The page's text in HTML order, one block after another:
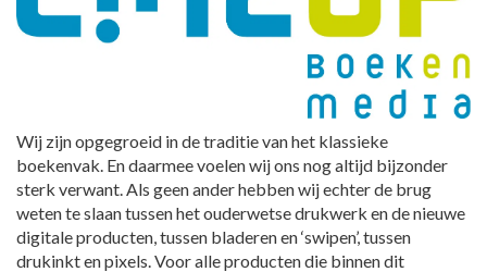
Wij zijn opgegroeid in de traditie van het klassieke
boekenvak. En daarmee voelen wij ons nog altijd bijzonder
sterk verwant. Als geen ander hebben wij echter de brug
weten te slaan tussen het ouderwetse drukwerk en de nieuwe
digitale producten, tussen bladeren en ‘swipen’, tussen
drukinkt en pixels. Voor alle producten die binnen dit